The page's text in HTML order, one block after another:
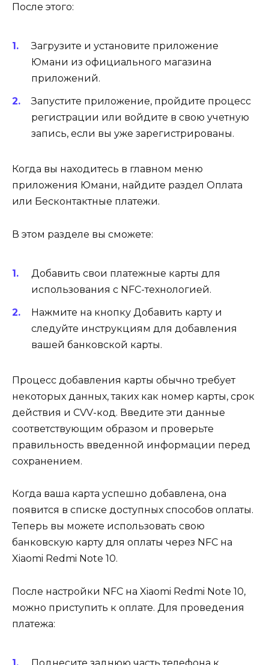
После этого:
Загрузите и установите приложение
Юмани из официального магазина
приложений.
Запустите приложение, пройдите процесс
регистрации или войдите в свою учетную
запись, если вы уже зарегистрированы.
Когда вы находитесь в главном меню
приложения Юмани, найдите раздел Оплата
или Бесконтактные платежи.
В этом разделе вы сможете:
Добавить свои платежные карты для
использования с NFC-технологией.
Нажмите на кнопку Добавить карту и
следуйте инструкциям для добавления
вашей банковской карты.
Процесс добавления карты обычно требует
некоторых данных, таких как номер карты, срок
действия и CVV-код. Введите эти данные
соответствующим образом и проверьте
правильность введенной информации перед
сохранением.
Когда ваша карта успешно добавлена, она
появится в списке доступных способов оплаты.
Теперь вы можете использовать свою
банковскую карту для оплаты через NFC на
Xiaomi Redmi Note 10.
После настройки NFC на Xiaomi Redmi Note 10,
можно приступить к оплате. Для проведения
платежа: